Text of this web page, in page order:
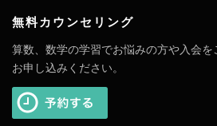
無料カウンセリング
算数、数学の学習でお悩みの方や入会
お申し込みください。